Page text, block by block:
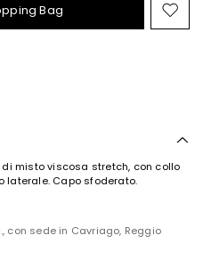
Bag
misto viscosa stretch, con collo
laterale. Capo sfoderato.
con sede in Cavriago, Reggio